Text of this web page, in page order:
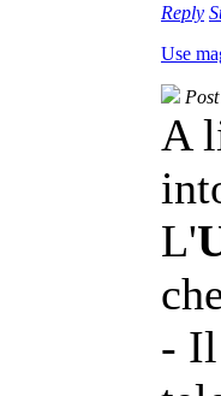
Reply
Use
A
L'
- Il